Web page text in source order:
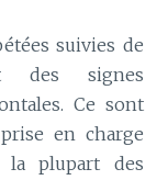
suivies de
des signes
Ce sont
en charge
la plupart des